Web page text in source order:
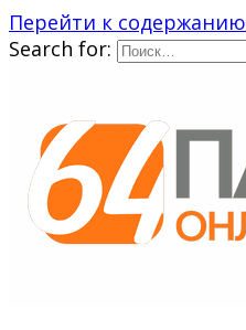
Перейти к содержанию
Search for: